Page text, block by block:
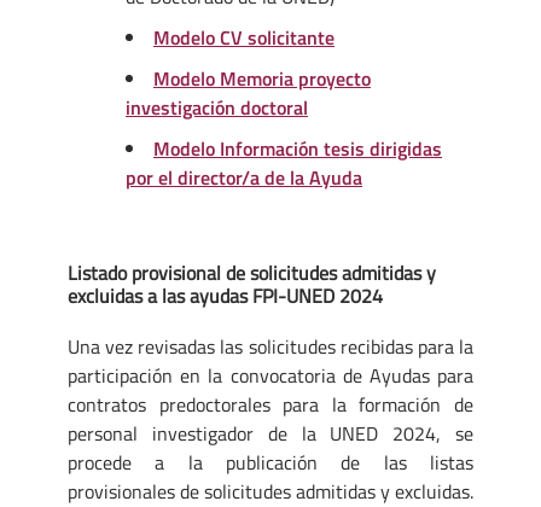
Modelo CV solicitante
Modelo Memoria proyecto
investigación doctoral
Modelo Información tesis dirigidas
por el director/a de la Ayuda
Listado provisional de solicitudes admitidas y
excluidas a las ayudas FPI-UNED 2024
Una vez revisadas las solicitudes recibidas para la
participación en la convocatoria de Ayudas para
contratos predoctorales para la formación de
personal investigador de la UNED 2024, se
procede a la publicación de las listas
provisionales de solicitudes admitidas y excluidas.